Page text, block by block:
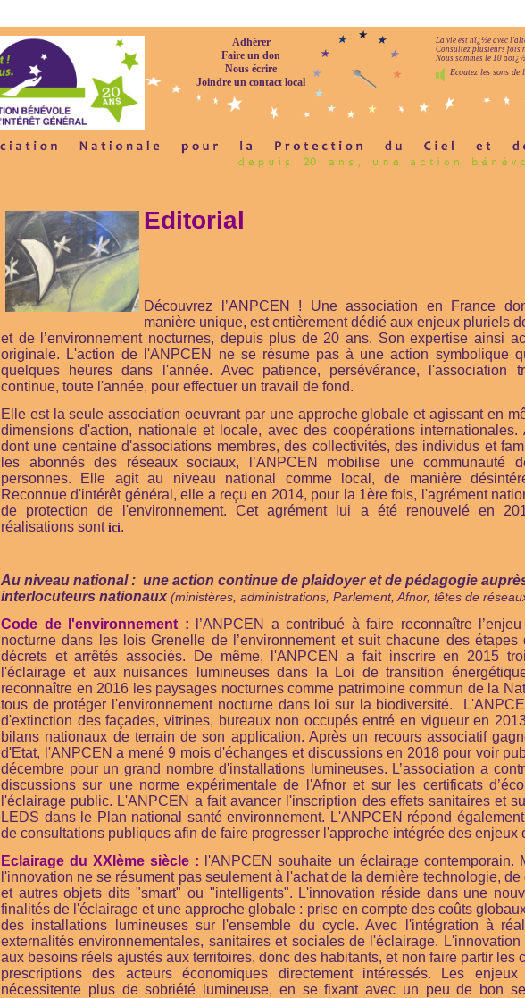
Adhérer
Faire un don
Nous écrire
Joindre un contact local
La vie est nï¿½e avec
Consultez plusieurs fois
Nous sommes le 10
Ecoutez les sons
Editorial
Découvrez l’ANPCEN ! Une association en France
manière unique, est entièrement dédié aux enjeux pluriels
et de l’environnement nocturnes, depuis plus de 20 ans. Son expertise ainsi
originale. L'action de l'ANPCEN ne se résume pas à une action symbolique
quelques heures dans l'année. Avec patience, persévérance, l'association
continue, toute l'année, pour effectuer un travail de fond.
Elle est la seule association oeuvrant par une approche globale et agissant en
dimensions d'action, nationale et locale, avec des coopérations internationales.
dont une centaine d'associations membres, des collectivités, des individus et
les abonnés des réseaux sociaux, l’ANPCEN mobilise une communauté
personnes. Elle agit au niveau national comme local, de manière
Reconnue d'intérêt général, elle a reçu en 2014, pour la 1ère fois, l'agrément
de protection de l'environnement. Cet agrément lui a été renouvelé en
réalisations sontici.
Au niveau national : une action continue de plaidoyer et de pédagogie
interlocuteurs nationaux (ministères, administrations, Parlement, Afnor, têtes de
Code de l'environnement : l’ANPCEN a contribué à faire reconnaître
nocturne dans les lois Grenelle de l’environnement et suit chacune des étapes
décrets et arrêtés associés. De même, l'ANPCEN a fait inscrire en 2015
l'éclairage et aux nuisances lumineuses dans la Loi de transition
reconnaître en 2016 les paysages nocturnes comme patrimoine commun de la
tous de protéger l'environnement nocturne dans loi sur la biodiversité.
d'extinction des façades, vitrines, bureaux non occupés entré en vigueur en
bilans nationaux de terrain de son application. Après un recours associatif
d'Etat, l'ANPCEN a mené 9 mois d'échanges et discussions en 2018 pour voir
décembre pour un grand nombre d'installations lumineuses. L’association a
discussions sur une norme expérimentale de l'Afnor et sur les certificats
l'éclairage public. L'ANPCEN a fait avancer l'inscription des effets sanitaires et
LEDS dans le Plan national santé environnement. L'ANPCEN répond
de consultations publiques afin de faire progresser l'approche intégrée des enjeux
Eclairage du XXIème siècle :
l'ANPCEN souhaite un éclairage contemporain.
l'innovation ne se résument pas seulement à l'achat de la dernière technologie,
et autres objets dits "smart" ou "intelligents". L'innovation réside dans une
finalités de l'éclairage et une approche globale : prise en compte des coûts
des installations lumineuses sur l'ensemble du cycle. Avec l'intégration à
externalités environnementales, sanitaires et sociales de l'éclairage.
aux besoins réels ajustés aux territoires, donc des habitants, et non faire partir les
prescriptions des acteurs économiques directement intéressés. Les
nécessitente plus de sobriété lumineuse, en se fixant avec un peu de bon